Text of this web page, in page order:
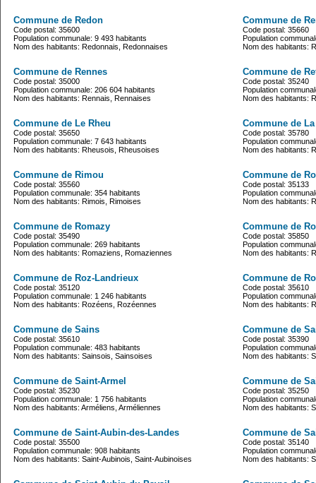
Commune de Redon
Code postal: 35600
Population communale: 9 493 habitants
Nom des habitants: Redonnais, Redonnaises
Commune de
Code postal: 35660
Population
Nom des habitants:
Commune de Rennes
Code postal: 35000
Population communale: 206 604 habitants
Nom des habitants: Rennais, Rennaises
Commune de
Code postal: 35240
Population
Nom des habitants:
Commune de Le Rheu
Code postal: 35650
Population communale: 7 643 habitants
Nom des habitants: Rheusois, Rheusoises
Commune de
Code postal: 35780
Population
Nom des habitants:
Commune de Rimou
Code postal: 35560
Population communale: 354 habitants
Nom des habitants: Rimois, Rimoises
Commune de
Code postal: 35133
Population
Nom des habitants:
Commune de Romazy
Code postal: 35490
Population communale: 269 habitants
Nom des habitants: Romaziens, Romaziennes
Commune de
Code postal: 35850
Population
Nom des habitants:
Commune de Roz-Landrieux
Code postal: 35120
Population communale: 1 246 habitants
Nom des habitants: Rozéens, Rozéennes
Commune de
Code postal: 35610
Population
Nom des habitants:
Commune de Sains
Code postal: 35610
Population communale: 483 habitants
Nom des habitants: Sainsois, Sainsoises
Commune de
Code postal: 35390
Population
Nom des habitants:
Commune de Saint-Armel
Code postal: 35230
Population communale: 1 756 habitants
Nom des habitants: Arméliens, Arméliennes
Commune de
Code postal: 35250
Population
Nom des habitants:
Commune de Saint-Aubin-des-Landes
Code postal: 35500
Population communale: 908 habitants
Nom des habitants: Saint-Aubinois, Saint-Aubinoises
Commune de
Code postal: 35140
Population
Nom des habitants: